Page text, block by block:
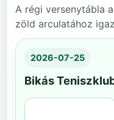
A régi versenytábla
zöld arculatához
2026-07-25
Bikás